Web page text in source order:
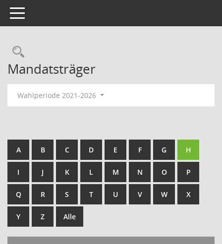
Toggle navigation
Rechercheauswahl
Mandatsträger
Wahlperiode 2021-2026
A B C D E F G H
I J K L M N O P
Q R S T U V W X
Y Z Alle